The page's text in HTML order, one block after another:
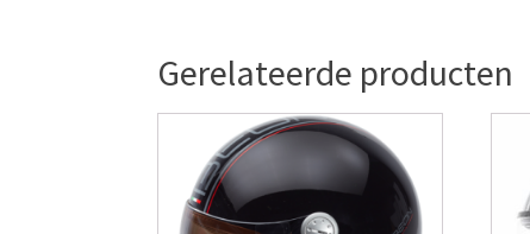
Gerelateerde producten